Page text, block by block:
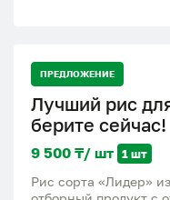
ПРЕДЛОЖЕНИЕ
Лучший рис
берите сейчас!
9 500 ₸/ шт 1 шт
Рис сорта «Лидер»